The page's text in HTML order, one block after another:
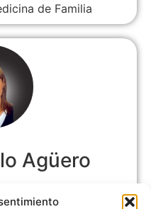
de Familia
Agüero